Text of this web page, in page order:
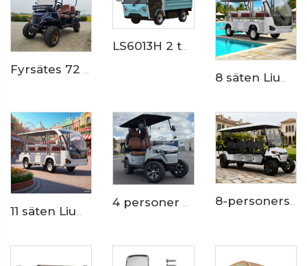
LS6013H 2 ton elektrisk leveransbil
8 säten Liumbatteri Mini Elektrisk Shuttlebus LS6088K